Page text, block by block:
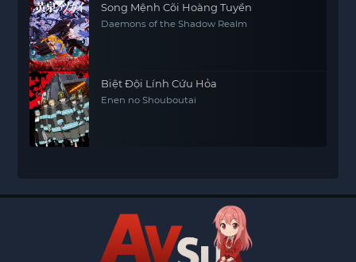
Song Mệnh Cõi Hoàng Tuyền
Daemons of the Shadow Realm
Biệt Đội Lính Cứu Hỏa
Enen no Shouboutai